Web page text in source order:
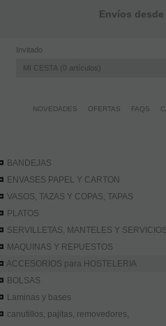
Envíos desde
Invitado
MI CESTA 0 artículos
NOVEDADES OFERTAS FAQS
BANDEJAS
ENVASES PAPEL Y CARTON
VASOS, TAZAS Y COPAS, TAPAS
PLATOS
SERVILLETAS, MANTELES Y
MAQUINAS Y REPUESTOS
ACCESORIOS para HOSTELERIA
BOLSAS
Laminas y bases
canutillos, pajitas, removedores,